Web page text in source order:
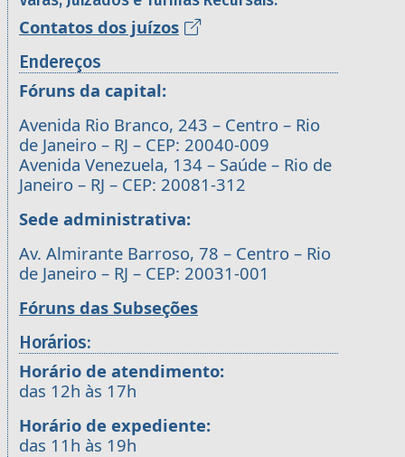
Contatos dos juízos
Endereços
Fóruns da capital:
Avenida Rio Branco, 243 – Centro – Rio
de Janeiro – RJ – CEP: 20040-009
Avenida Venezuela, 134 – Saúde – Rio de
Janeiro – RJ – CEP: 20081-312
Sede administrativa:
Av. Almirante Barroso, 78 – Centro – Rio
de Janeiro – RJ – CEP: 20031-001
Fóruns das Subseções
Horários:
Horário de atendimento:
das 12h às 17h
Horário de expediente:
das 11h às 19h